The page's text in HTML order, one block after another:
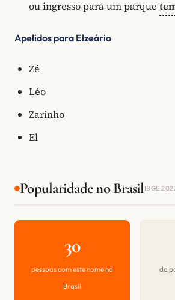
ou ingresso para um parque
Apelidos para Elzeário
Zé
Léo
Zarinho
El
Popularidade no BrasilIBGE
30
pessoas com este nome no
Brasil
da